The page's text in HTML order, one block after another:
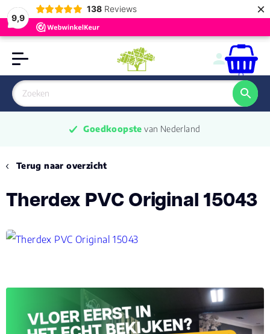
9,9
138 Reviews ×
0
Goedkoopste van Nederland
Terug naar overzicht
Therdex PVC Original 15043